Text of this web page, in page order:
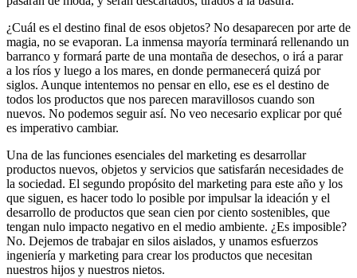
¿Cuál es el destino final de esos objetos? No desaparecen por arte de
magia, no se evaporan. La inmensa mayoría terminará rellenando un
barranco y formará parte de una montaña de desechos, o irá a parar
a los ríos y luego a los mares, en donde permanecerá quizá por
siglos. Aunque intentemos no pensar en ello, ese es el destino de
todos los productos que nos parecen maravillosos cuando son
nuevos. No podemos seguir así. No veo necesario explicar por qué
es imperativo cambiar.
Una de las funciones esenciales del marketing es desarrollar
productos nuevos, objetos y servicios que satisfarán necesidades de
la sociedad. El segundo propósito del marketing para este año y los
que siguen, es hacer todo lo posible por impulsar la ideación y el
desarrollo de productos que sean cien por ciento sostenibles, que
tengan nulo impacto negativo en el medio ambiente. ¿Es imposible?
No. Dejemos de trabajar en silos aislados, y unamos esfuerzos
ingeniería y marketing para crear los productos que necesitan
nuestros hijos y nuestros nietos.